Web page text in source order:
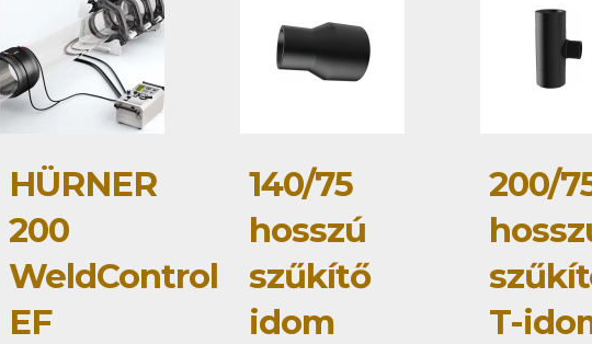
HÜRNER
200
WeldControl
EF
140/75
hosszú
szűkítő
idom
200/
T-